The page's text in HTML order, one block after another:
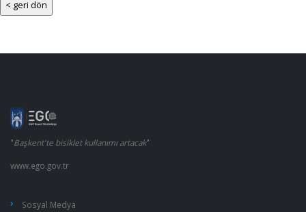
"Başkent'te bisiklet kullanımı artacak"
www.ego.gov.tr
Sosyal Medya